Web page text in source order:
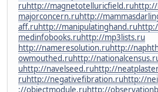
ruhttp://magnetotelluricfield.ruhttp://
majorconcern.ruhttp://
aff.ruhttp://manipulatinghand.ru
medinfobooks.ruhttp://mp3lists.ru
http://nameresolution.ruhttp://
owmouthed.ruhttp://
uhttp://navelseed.ruhttp://
ruhttp://negativefibration.ruhttp://
://objectmodule.ruhttp://